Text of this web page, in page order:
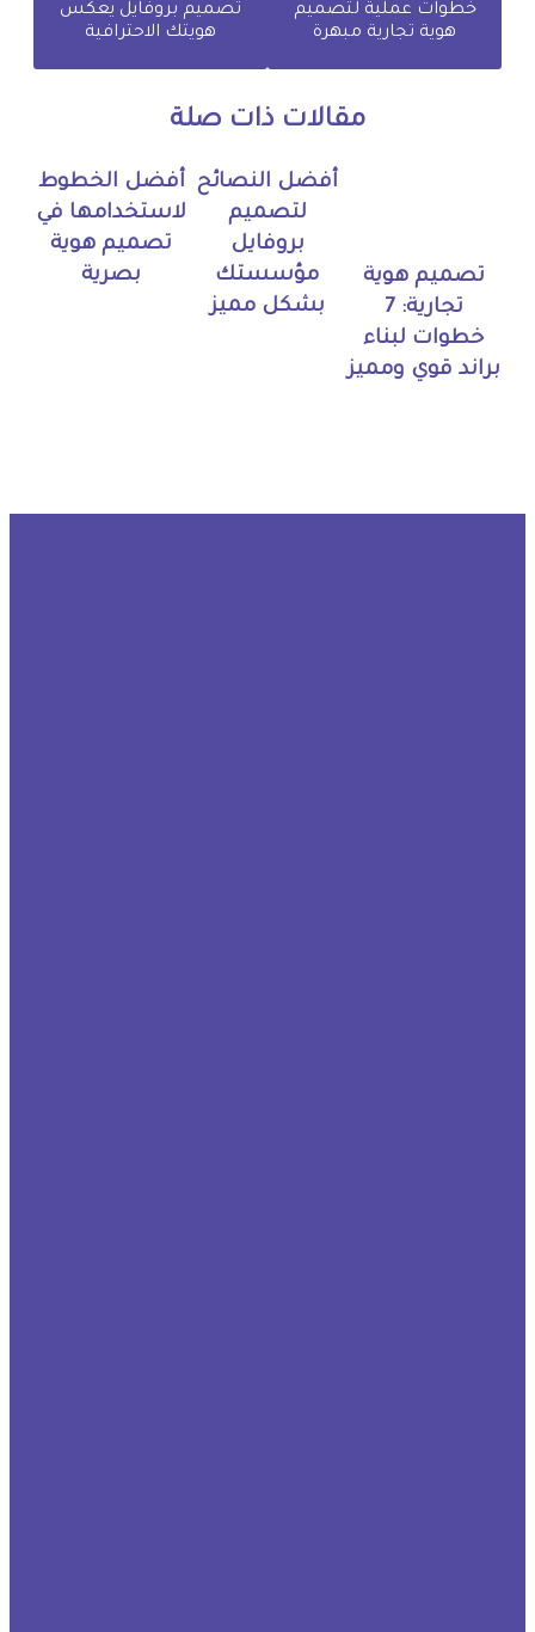
خطوات عملية لتصميم
هوية تجارية مبهرة
تصميم بروفايل يعكس
هويتك الاحترافية
مقالات ذات صلة
تصميم هوية
تجارية: 7
خطوات لبناء
براند قوي ومميز
أفضل النصائح
لتصميم
بروفايل
مؤسستك
بشكل مميز
أفضل الخطوط
لاستخدامها في
تصميم هوية
بصرية